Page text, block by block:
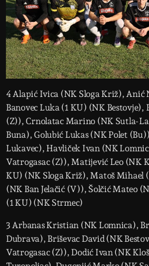
4 Alapić Ivica (NK Sloga Križ), Anić
Banovec Luka (1 KU) (NK
(Z)), Crnolatac Marino (NK Sutla-
Buna), Golubić Lukas (NK Polet
Lukavec), Havliček Ivan (NK
Vatrogasac (Z)), Matijević Leo (NK
KU) (NK Sloga Križ), Matoš Mihael
(NK Ban Jelačić (V)), Šolčić Mateo
(1 KU) (NK Strmec)
3 Arbanas Kristian (NK Lomnica),
Dubrava), Briševac David (NK
Vatrogasac (Z)), Dodić Ivan (NK